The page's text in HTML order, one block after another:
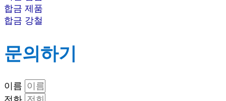
합금 제품
합금 강철
문의하기
이름